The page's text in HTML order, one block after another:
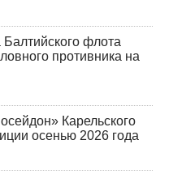
Балтийского флота
противника на
Карельского
осенью 2026 года